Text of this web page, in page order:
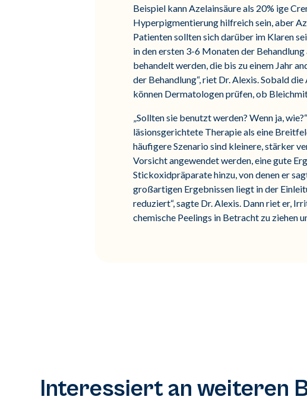
Beispiel kann Azelainsäure als 20% ige
Hyperpigmentierung hilfreich sein, aber
Patienten sollten sich darüber im Klaren
in den ersten 3-6 Monaten der
behandelt werden, die bis zu einem Jahr
der Behandlung“, riet Dr. Alexis. Sobald
können Dermatologen prüfen, ob
„Sollten sie benutzt werden? Wenn ja,
läsionsgerichtete Therapie als eine
häufigere Szenario sind kleinere, stärker
Vorsicht angewendet werden, eine gute
Stickoxidpräparate hinzu, von denen er
großartigen Ergebnissen liegt in der
reduziert“, sagte Dr. Alexis. Dann riet er,
chemische Peelings in Betracht zu ziehen
Interessiert an weiteren